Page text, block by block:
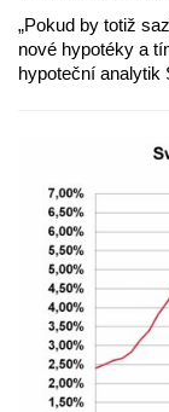
„Pokud by totiž
nové hypotéky a
hypoteční analytik